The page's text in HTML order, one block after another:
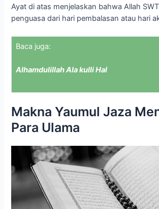
Ayat di atas menjelaskan bahwa Allah
penguasa dari hari pembalasan atau hari
Baca juga:
Alhamdulillah Ala kulli Hal
Makna Yaumul Jaza
Para Ulama